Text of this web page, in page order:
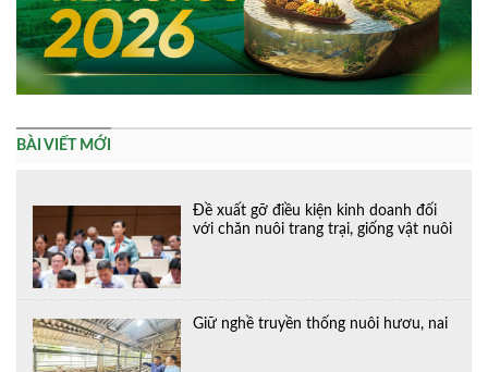
BÀI VIẾT MỚI
Đề xuất gỡ điều kiện kinh doanh đối
với chăn nuôi trang trại, giống vật nuôi
Giữ nghề truyền thống nuôi hươu, nai